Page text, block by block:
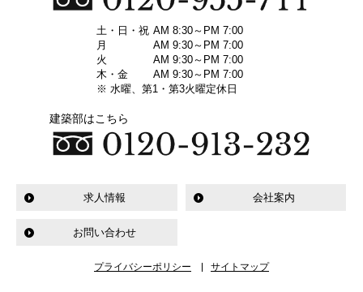
土・日・祝 AM 8:30～PM 7:00
月
AM 9:30～PM 7:00
火
AM 9:30～PM 7:00
木・金
AM 9:30～PM 7:00
※ 水曜、第1・第3火曜定休日
建築部はこちら
求人情報 会社案内
お問い合わせ
プライバシーポリシー サイトマップ